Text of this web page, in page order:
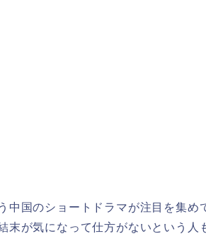
中国のショートドラマが注目を集め
末が気になって仕方がないという人